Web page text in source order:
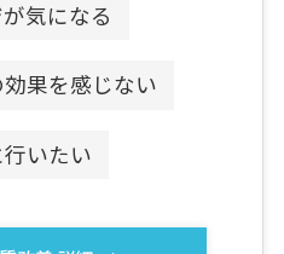
気になる
果を感じない
いたい